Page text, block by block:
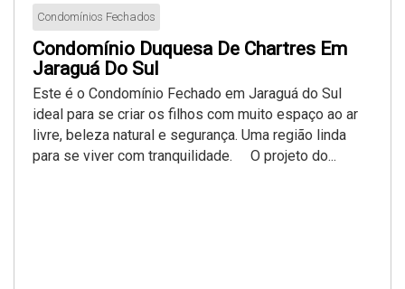
Fev
Condomínios Fechados
Condomínio Duquesa De Chartres Em
Jaraguá Do Sul
Este é o Condomínio Fechado em Jaraguá do Sul
ideal para se criar os filhos com muito espaço ao ar
livre, beleza natural e segurança. Uma região linda
para se viver com tranquilidade. O projeto do...